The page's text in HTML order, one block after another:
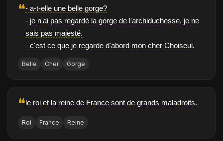
❝- a-t-elle une belle gorge?
- je n'ai pas regardé la gorge de l'archiduchesse, je ne
sais pas majesté.
- c'est ce que je regarde d'abord mon cher Choiseul.
Belle Cher Gorge
❝le roi et la reine de France sont de grands maladroits.
Roi France Reine